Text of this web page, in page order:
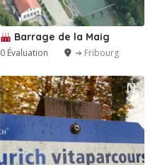
Barrage de la Maig
0 Évaluation ➔ Fribourg